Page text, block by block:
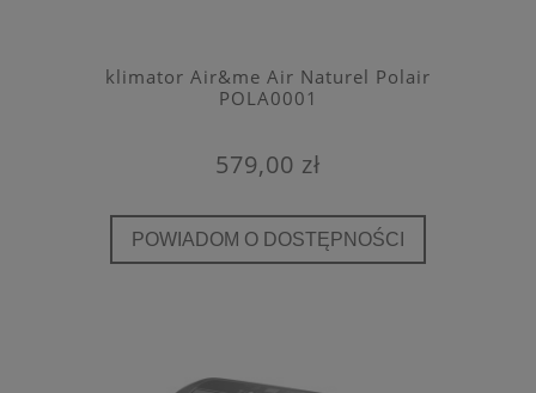
klimator Air&me Air Naturel Polair
POLA0001
579,00 zł
POWIADOM O DOSTĘPNOŚCI